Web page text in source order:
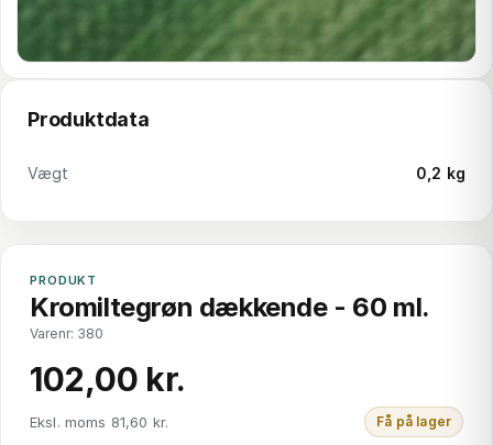
Produktdata
Vægt 0,2 kg
PRODUKT
Kromiltegrøn dækkende - 60 ml.
Varenr: 380
102,00 kr.
Eksl. moms 81,60 kr. Få på lager